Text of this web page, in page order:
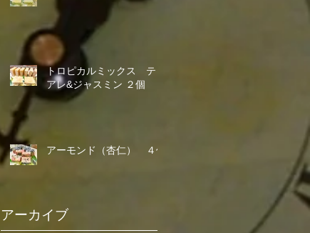
トロピカルミックス ティ
アレ&ジャスミン ２個
アーモンド（杏仁） ４個
アーカイブ